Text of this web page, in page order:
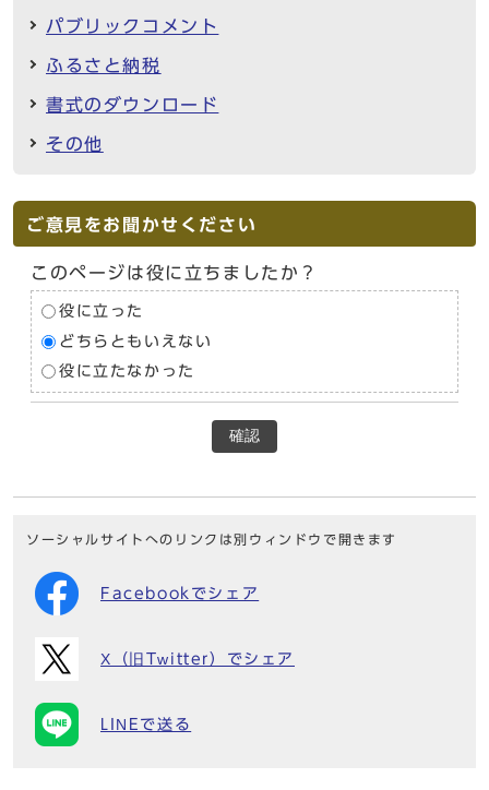
パブリックコメント
ふるさと納税
書式のダウンロード
その他
ご意見をお聞かせください
このページは役に立ちましたか？
役に立った
どちらともいえない
役に立たなかった
確認
ソーシャルサイトへのリンクは別ウィンドウで開きます
Facebookでシェア
X（旧Twitter）でシェア
LINEで送る